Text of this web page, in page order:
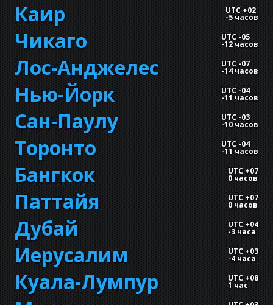
Каир UTC +02
-5 часов
Чикаго UTC -05
-12 часов
Лос-Анджелес UTC -07
-14 часов
Нью-Йорк UTC -04
-11 часов
Сан-Паулу UTC -03
-10 часов
Торонто UTC -04
-11 часов
Бангкок UTC +07
0 часов
Паттайя UTC +07
0 часов
Дубай UTC +04
-3 часа
Иерусалим UTC +03
-4 часа
Куала-Лумпур UTC +08
1 час